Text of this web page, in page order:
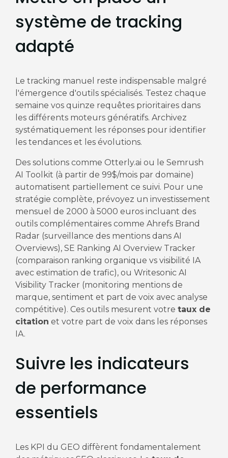
système de tracking
adapté
Le tracking manuel reste indispensable malgré
l'émergence d'outils spécialisés. Testez chaque
semaine vos quinze requêtes prioritaires dans
les différents moteurs génératifs. Archivez
systématiquement les réponses pour identifier
les tendances et les évolutions.
Des solutions comme Otterly.ai ou le Semrush
AI Toolkit (à partir de 99$/mois par domaine)
automatisent partiellement ce suivi. Pour une
stratégie complète, prévoyez un investissement
mensuel de 2000 à 5000 euros incluant des
outils complémentaires comme Ahrefs Brand
Radar (surveillance des mentions dans AI
Overviews), SE Ranking AI Overview Tracker
(comparaison ranking organique vs visibilité IA
avec estimation de trafic), ou Writesonic AI
Visibility Tracker (monitoring mentions de
marque, sentiment et part de voix avec analyse
compétitive). Ces outils mesurent votre taux de
citation et votre part de voix dans les réponses
IA.
Suivre les indicateurs
de performance
essentiels
Les KPI du GEO diffèrent fondamentalement